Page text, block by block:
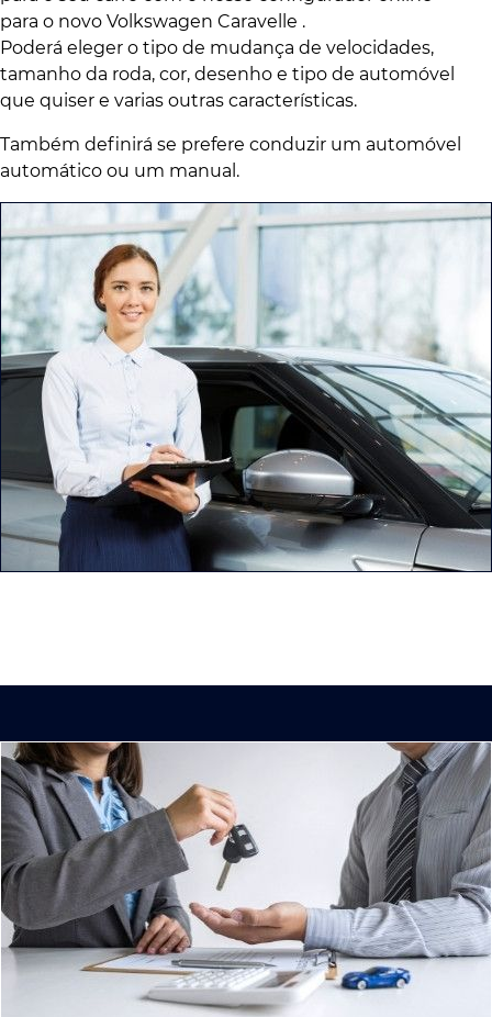
para o novo Volkswagen Caravelle .
Poderá eleger o tipo de mudança de velocidades,
tamanho da roda, cor, desenho e tipo de automóvel
que quiser e varias outras características.
Também definirá se prefere conduzir um automóvel
automático ou um manual.